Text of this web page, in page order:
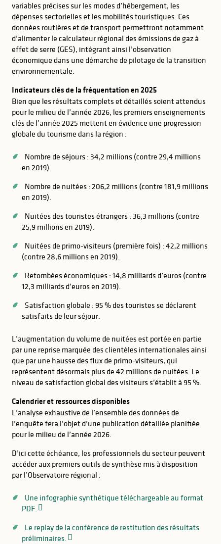
variables précises sur les modes d’hébergement, les
dépenses sectorielles et les mobilités touristiques. Ces
données routières et de transport permettront notamment
d’alimenter le calculateur régional des émissions de gaz à
effet de serre (GES), intégrant ainsi l’observation
économique dans une démarche de pilotage de la transition
environnementale.
Indicateurs clés de la fréquentation en 2025
Bien que les résultats complets et détaillés soient attendus
pour le milieu de l’année 2026, les premiers enseignements
clés de l’année 2025 mettent en évidence une progression
globale du tourisme dans la région :
Nombre de séjours : 34,2 millions (contre 29,4 millions
en 2019).
Nombre de nuitées : 206,2 millions (contre 181,9 millions
en 2019).
Nuitées des touristes étrangers : 36,3 millions (contre
25,9 millions en 2019).
Nuitées de primo-visiteurs (première fois) : 42,2 millions
(contre 28,6 millions en 2019).
Retombées économiques : 14,8 milliards d’euros (contre
12,3 milliards d’euros en 2019).
Satisfaction globale : 95 % des touristes se déclarent
satisfaits de leur séjour.
L’augmentation du volume de nuitées est portée en partie
par une reprise marquée des clientèles internationales ainsi
que par une hausse des flux de primo-visiteurs, qui
représentent désormais plus de 42 millions de nuitées. Le
niveau de satisfaction global des visiteurs s’établit à 95 %.
Calendrier et ressources disponibles
L’analyse exhaustive de l’ensemble des données de
l’enquête fera l’objet d’une publication détaillée planifiée
pour le milieu de l’année 2026.
D’ici cette échéance, les professionnels du secteur peuvent
accéder aux premiers outils de synthèse mis à disposition
par l’Observatoire régional :
Une infographie synthétique téléchargeable au format
PDF.
Le replay de la conférence de restitution des résultats
préliminaires.